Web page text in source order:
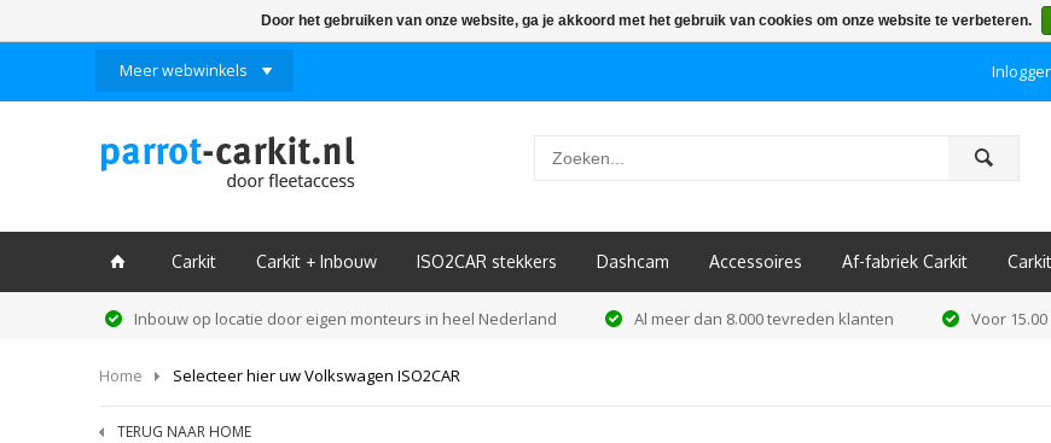
Meer webwinkels
ô
ï Carkit Carkit + Inbouw ISO2CAR stekkers Dashcam Accessoires Af-fabriek Carkit
Inbouw op locatie door eigen monteurs in heel Nederland Al meer dan 8.000 tevreden klanten Voor
Home Selecteer hier uw Volkswagen ISO2CAR
TERUG NAAR HOME
Door het gebruiken van onze website, ga je akkoord met het gebruik van cookies om onze website te verbeteren.